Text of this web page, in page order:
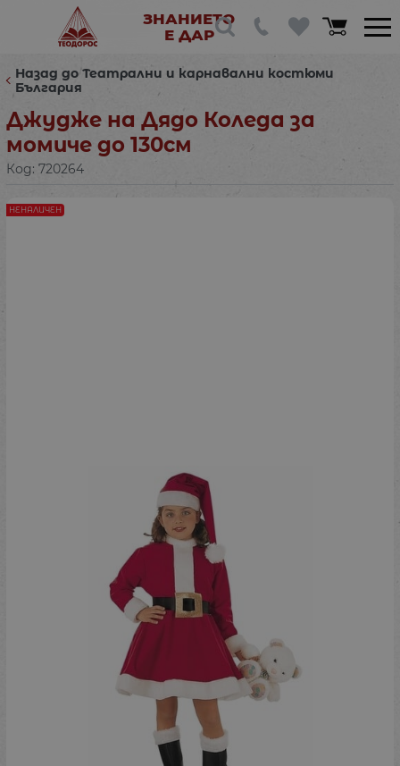
ЗНАНИЕТО
Е ДАР
Назад до Театрални и карнавални костюми
България
Джудже на Дядо Коледа за
момиче до 130см
Код: 720264
НЕНАЛИЧЕН